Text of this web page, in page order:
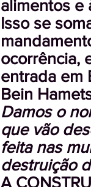
alimentos e
Isso se
ocorrência,
entrada em
Bein
Damos o
que vão
feita nas
destruição
A